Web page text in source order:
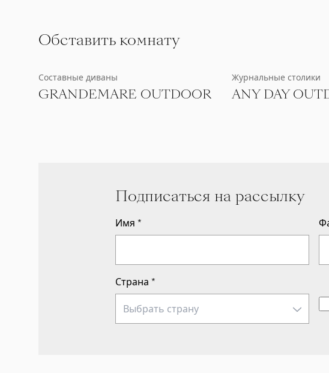
Обставить комнату
Составные диваны
GRANDEMARE OUTDOOR
Журнальные столики
ANY DAY
Подписаться на рассылку
Имя *
Страна *